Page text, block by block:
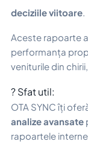
deciziile viitoare.
Aceste rapoarte
performanța
veniturile din
? Sfat util:
OTA SYNC îți
analize avansate
rapoartele